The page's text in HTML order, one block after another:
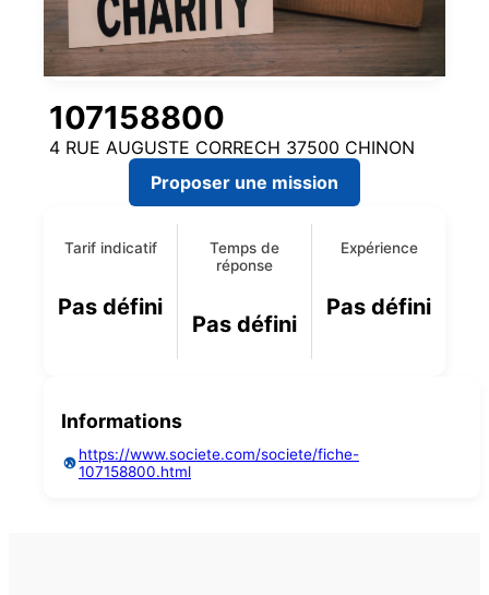
107158800
4 RUE AUGUSTE CORRECH 37500 CHINON
Proposer une mission
Tarif indicatif
Pas défini
Temps de
réponse
Pas défini
Expérience
Pas défini
Informations
https://www.societe.com/societe/fiche-
107158800.html